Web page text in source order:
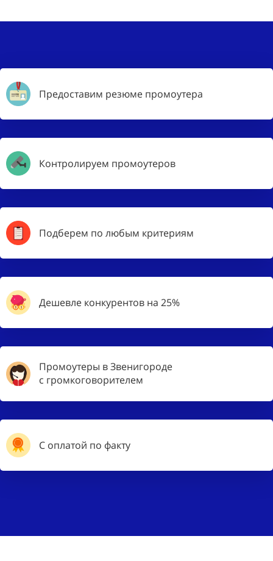
Предоставим резюме промоутера
Контролируем промоутеров
Подберем по любым критериям
Дешевле конкурентов на 25%
Промоутеры в Звенигороде
с громкоговорителем
С оплатой по факту